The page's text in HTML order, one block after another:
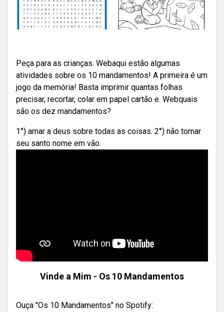
Peça para as crianças. Webaqui estão algumas
atividades sobre os 10 mandamentos! A primeira é um
jogo da memória! Basta imprimir quantas folhas
precisar, recortar, colar em papel cartão e. Webquais
são os dez mandamentos?
1°) amar a deus sobre todas as coisas. 2°) não tomar
seu santo nome em vão.
Vinde a Mim - Os 10 Mandamentos
Ouça "Os 10 Mandamentos" no Spotify: